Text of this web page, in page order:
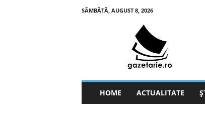
SÂMBĂTĂ, AUGUST 8, 2026
HOME ACTUALITATE